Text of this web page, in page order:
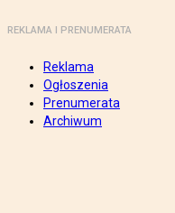
REKLAMA I PRENUMERATA
Reklama
Ogłoszenia
Prenumerata
Archiwum